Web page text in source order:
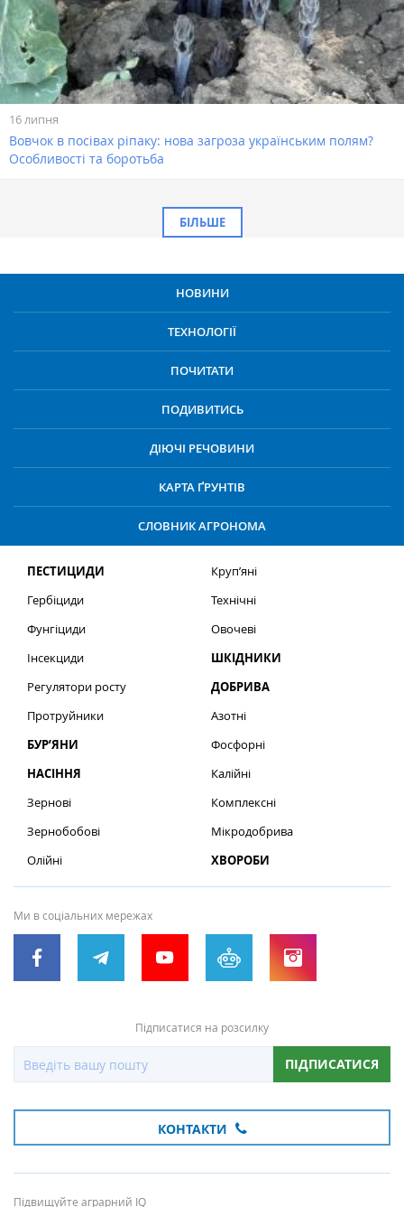
16 липня
Вовчок в посівах ріпаку: нова загроза українським полям?
Особливості та боротьба
БІЛЬШЕ
НОВИНИ
ТЕХНОЛОГІЇ
ПОЧИТАТИ
ПОДИВИТИСЬ
ДІЮЧІ РЕЧОВИНИ
КАРТА ҐРУНТІВ
СЛОВНИК АГРОНОМА
ПЕСТИЦИДИ
Гербіциди
Фунгіциди
Інсекциди
Регулятори росту
Протруйники
БУР’ЯНИ
НАСІННЯ
Зернові
Зернобобові
Олійні
Круп’яні
Технічні
Овочеві
ШКІДНИКИ
ДОБРИВА
Азотні
Фосфорні
Калійні
Комплексні
Мікродобрива
ХВОРОБИ
Ми в соціальних мережах
Підписатися на розсилку
ПІДПИСАТИСЯ
КОНТАКТИ
Підвищуйте аграрний IQ